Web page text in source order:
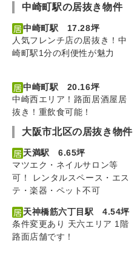
中崎町駅の居抜き物件
中崎町駅 17.28坪
人気フレンチ店の居抜き！中
崎町駅1分の利便性が魅力
中崎町駅 20.16坪
中崎西エリア！路面居酒屋居
抜き！重飲食可能！
大阪市北区の居抜き物件
天満駅 6.65坪
マツエク・ネイルサロン等
可！ レンタルスペース・エス
テ・楽器・ペット不可
天神橋筋六丁目駅 4.54坪
条件変更あり 天六エリア 1階
路面店舗です！